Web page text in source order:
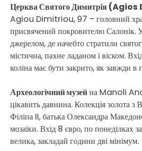
Церква Святого Димитрія
Agiou Dimitriou, 97 – головний
присвячений покровителю Салонік.
джерелом, де начебто стратили
містична, пахне ладаном і віском.
коліна має бути закрито, як завжди в
Археологічний музейна Manoli
цікавить давнина. Колекція золота з
Філіпа II, батька Олександра
мозаїки. Вхід 8 євро, по понеділках
велика, закладай години дві мінімум.